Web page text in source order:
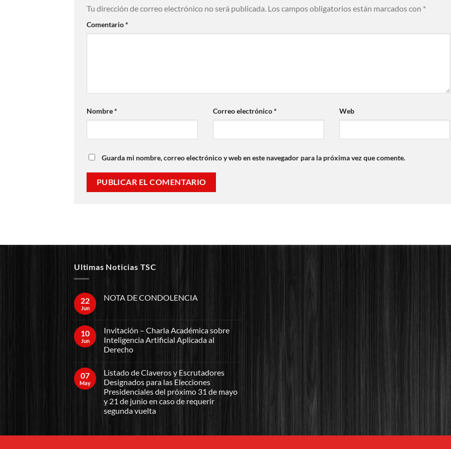
Tu dirección de correo electrónico no será publicada. Los campos obligatorios están marcados con *
Comentario*
Nombre* Correo electrónico* Web
Guarda mi nombre, correo electrónico y web en este navegador para la próxima vez que comente.
Ultimas Noticias TSC
22
Jun
NOTA DE CONDOLENCIA
10
Jun
Invitación – Charla Académica sobre
Inteligencia Artificial Aplicada al
Derecho
07
May
Listado de Claveros y Escrutadores
Designados para las Elecciones
Presidenciales del próximo 31 de mayo
y 21 de junio en caso de requerir
segunda vuelta